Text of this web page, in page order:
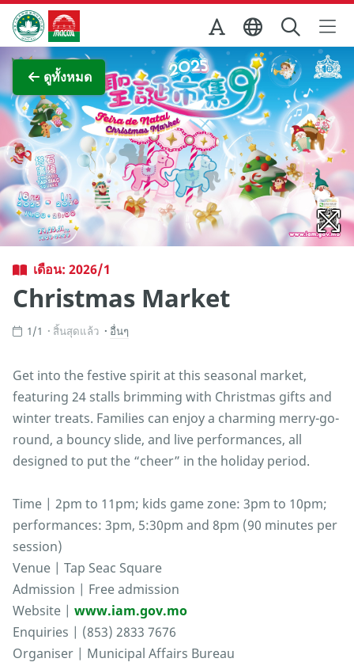
Skip to Main Content
สำนักงานการท่องเที่ยวของรัฐบาลมาเก๊า
ดูทั้งหมด
ภาพขยาย
เดือน: 2026/1
Christmas Market
1/1 สิ้นสุดแล้ว อื่นๆ
Get into the festive spirit at this seasonal market,
featuring 24 stalls brimming with Christmas gifts and
winter treats. Families can enjoy a charming merry-go-
round, a bouncy slide, and live performances, all
designed to put the “cheer” in the holiday period.
Time | 2pm to 11pm; kids game zone: 3pm to 10pm;
performances: 3pm, 5:30pm and 8pm (90 minutes per
session)
Venue | Tap Seac Square
Admission | Free admission
Website | www.iam.gov.mo
Enquiries | (853) 2833 7676
Organiser | Municipal Affairs Bureau